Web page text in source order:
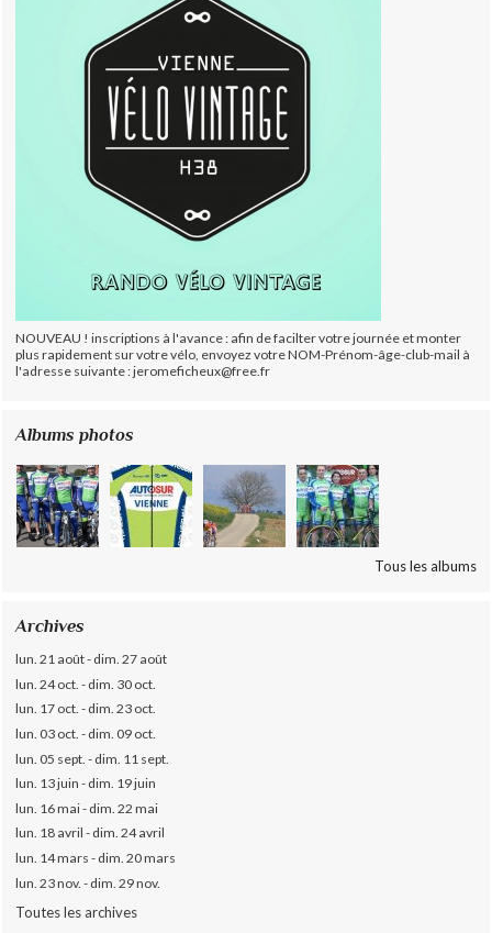
NOUVEAU ! inscriptions à l'avance : afin de facilter votre journée et monter
plus rapidement sur votre vélo, envoyez votre NOM-Prénom-âge-club-mail à
l'adresse suivante : jeromeficheux@free.fr
Albums photos
Tous les albums
Archives
lun. 21 août - dim. 27 août
lun. 24 oct. - dim. 30 oct.
lun. 17 oct. - dim. 23 oct.
lun. 03 oct. - dim. 09 oct.
lun. 05 sept. - dim. 11 sept.
lun. 13 juin - dim. 19 juin
lun. 16 mai - dim. 22 mai
lun. 18 avril - dim. 24 avril
lun. 14 mars - dim. 20 mars
lun. 23 nov. - dim. 29 nov.
Toutes les archives